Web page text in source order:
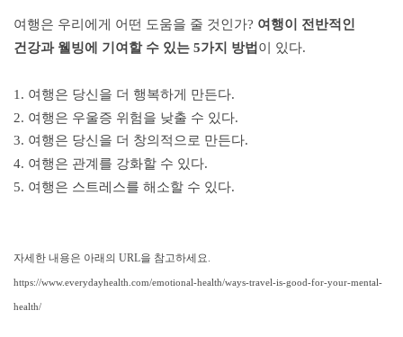
여행은 우리에게 어떤 도움을 줄 것인가? 여행이 전반적인
건강과 웰빙에 기여할 수 있는 5가지 방법 이 있다.
1. 여행은 당신을 더 행복하게 만든다.
2. 여행은 우울증 위험을 낮출 수 있다.
3. 여행은 당신을 더 창의적으로 만든다.
4. 여행은 관계를 강화할 수 있다.
5. 여행은 스트레스를 해소할 수 있다.
자세한 내용은 아래의 URL을 참고하세요.
https://www.everydayhealth.com/emotional-health/ways-travel-is-good-for-your-mental-
health/